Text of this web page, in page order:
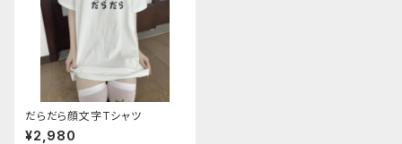
だらだら顔文字Tシャツ
¥2,980